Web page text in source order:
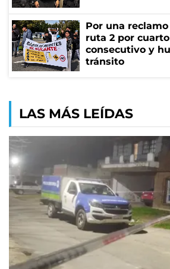
Por una
ruta 2 por
consecutivo y
tránsito
LAS MÁS LEÍDAS